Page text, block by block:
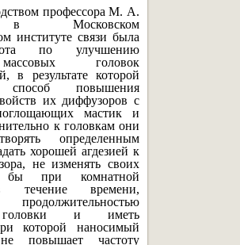
профессора М. А.
в Московском
институте связи была
по улучшению
головок
в результате которой
повышения
их диффузоров с
мастик и
к головкам они
определенным
хорошей агдезией к
не изменять своих
бы при комнатной
течение времени,
головки и иметь
которой наносимый
повышает частоту